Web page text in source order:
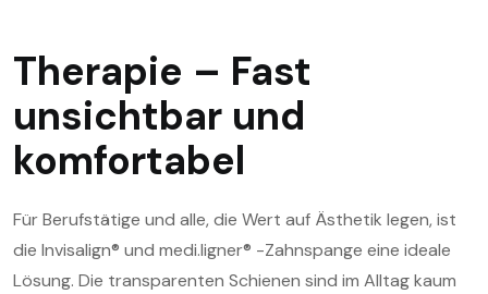
Therapie – Fast
unsichtbar und
komfortabel
Für Berufstätige und alle, die Wert auf Ästhetik legen, ist
die Invisalign® und medi.ligner® -Zahnspange eine ideale
Lösung. Die transparenten Schienen sind im Alltag kaum